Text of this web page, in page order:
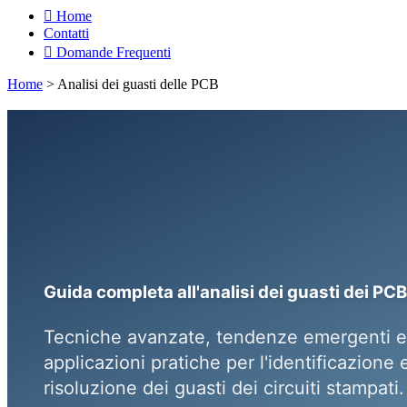
Home
Contatti
Domande Frequenti
Home > Analisi dei guasti delle PCB
Guida completa all'analisi dei guasti dei PCB
Tecniche avanzate, tendenze emergenti e
applicazioni pratiche per l'identificazione
risoluzione dei guasti dei circuiti stampati.